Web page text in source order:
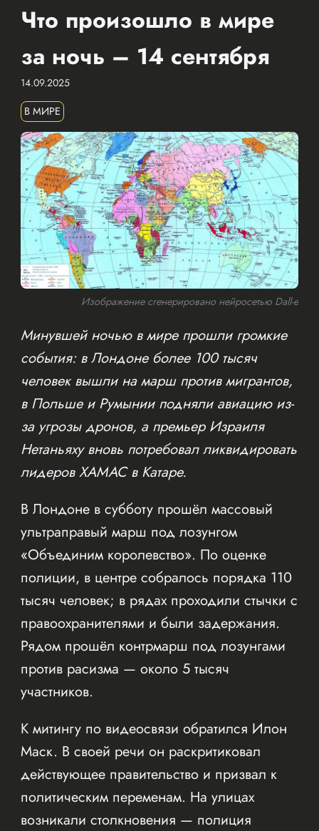
Что произошло в мире
за ночь – 14 сентября
14.09.2025
В МИРЕ
Изображение сгенерировано нейросетью Dall-e
Минувшей ночью в мире прошли громкие
события: в Лондоне более 100 тысяч
человек вышли на марш против мигрантов,
в Польше и Румынии подняли авиацию из-
за угрозы дронов, а премьер Израиля
Нетаньяху вновь потребовал ликвидировать
лидеров ХАМАС в Катаре.
В Лондоне в субботу прошёл массовый
ультраправый марш под лозунгом
«Объединим королевство». По оценке
полиции, в центре собралось порядка 110
тысяч человек; в рядах проходили стычки с
правоохранителями и были задержания.
Рядом прошёл контрмарш под лозунгами
против расизма — около 5 тысяч
участников.
К митингу по видеосвязи обратился Илон
Маск. В своей речи он раскритиковал
действующее правительство и призвал к
политическим переменам. На улицах
возникали столкновения — полиция